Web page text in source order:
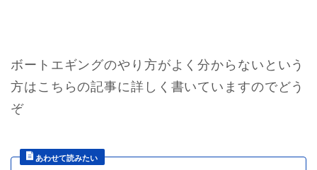
ボートエギングのやり方がよく分からないという
方はこちらの記事に詳しく書いていますのでどう
ぞ